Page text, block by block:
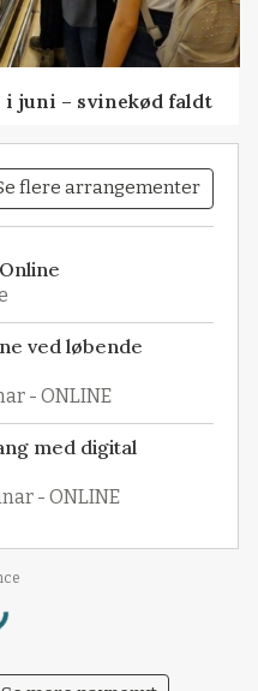
i juni – svinekød faldt
flere arrangementer
ved løbende
- ONLINE
med digital
- ONLINE